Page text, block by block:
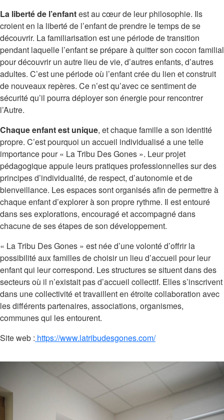
La liberté de l’enfantest au cœur de leur philosophie. Ils
croient en la liberté de l’enfant de prendre le temps de se
découvrir. La familiarisation est une période de transition
pendant laquelle l’enfant se prépare à quitter son cocon familial
pour découvrir un autre lieu de vie, d’autres enfants, d’autres
adultes. C’est une période où l’enfant crée du lien et construit
de nouveaux repères. Ce n’est qu’avec ce sentiment de
sécurité qu’il pourra déployer son énergie pour rencontrer
l’Autre.
Chaque enfant est unique, et chaque famille a son identité
propre. C’est pourquoi un accueil individualisé a une telle
importance pour « La Tribu Des Gones ». Leur projet
pédagogique appuie leurs pratiques professionnelles sur des
principes d’individualité, de respect, d’autonomie et de
bienveillance. Les espaces sont organisés afin de permettre à
chaque enfant d’explorer à son propre rythme. Il est entouré
dans ses explorations, encouragé et accompagné dans
chacune de ses étapes de son développement.
« La Tribu Des Gones » est née d’une volonté d’offrir la
possibilité aux familles de choisir un lieu d’accueil pour leur
enfant qui leur correspond. Les structures se situent dans des
secteurs où il n’existait pas d’accueil collectif. Elles s’inscrivent
dans une collectivité et travaillent en étroite collaboration avec
les différents partenaires, associations, organismes,
communes qui les entourent.
Site web : https://www.latribudesgones.com/